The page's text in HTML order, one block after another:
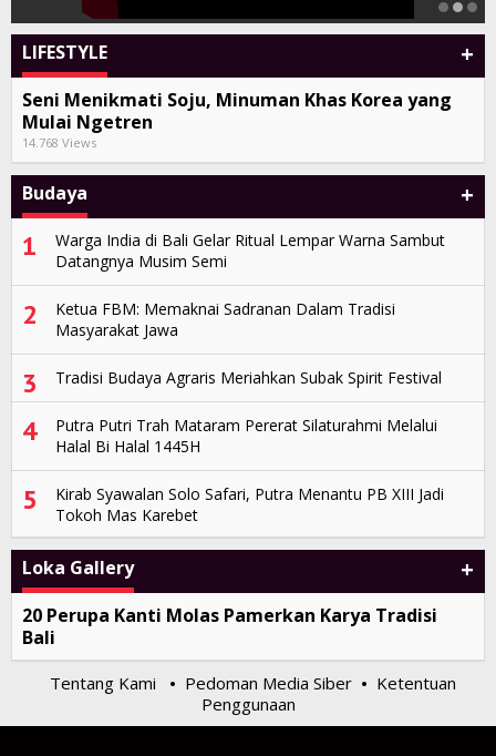
LIFESTYLE +
Seni Menikmati Soju, Minuman Khas Korea yang
Mulai Ngetren
14.768 Views
Budaya +
1
Warga India di Bali Gelar Ritual Lempar Warna Sambut
Datangnya Musim Semi
2
Ketua FBM: Memaknai Sadranan Dalam Tradisi
Masyarakat Jawa
3 Tradisi Budaya Agraris Meriahkan Subak Spirit Festival
4
Putra Putri Trah Mataram Pererat Silaturahmi Melalui
Halal Bi Halal 1445H
5
Kirab Syawalan Solo Safari, Putra Menantu PB XIII Jadi
Tokoh Mas Karebet
Loka Gallery +
20 Perupa Kanti Molas Pamerkan Karya Tradisi
Bali
Tentang Kami • Pedoman Media Siber• Ketentuan
Penggunaan